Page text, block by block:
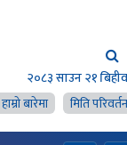
२०८३ साउन २१
हाम्राे बारेमा
मिति परिवर्तन